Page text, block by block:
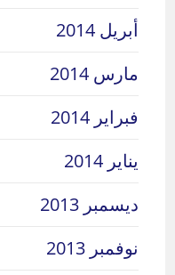
أبريل 2014
مارس 2014
فبراير 2014
يناير 2014
ديسمبر 2013
نوفمبر 2013